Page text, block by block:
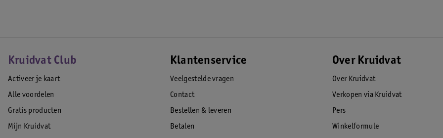
Kruidvat Club
Activeer je kaart
Alle voordelen
Gratis producten
Mijn Kruidvat
Klantenservice
Veelgestelde vragen
Contact
Bestellen & leveren
Betalen
Over Kruidvat
Over Kruidvat
Verkopen via Kruidvat
Pers
Winkelformule